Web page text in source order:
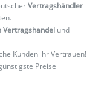
Vertragshändler
Vertragshandel und
Kunden ihr Vertrauen!
Preise